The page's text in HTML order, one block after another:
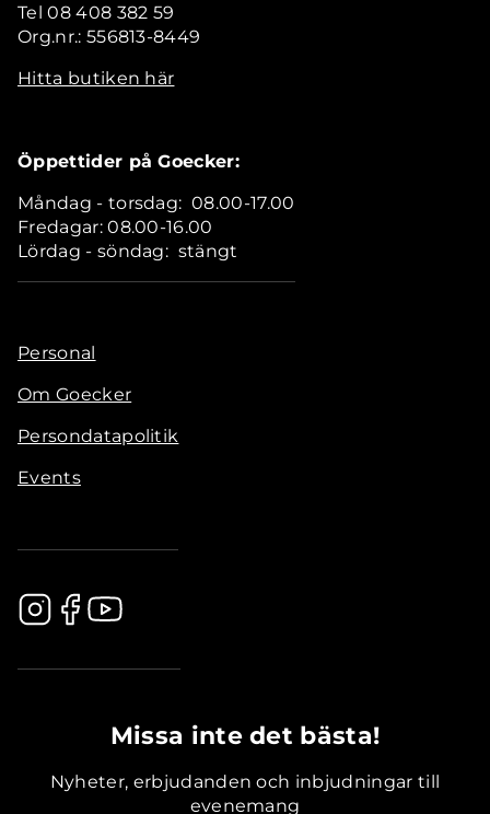
Tel 08 408 382 59
Org.nr.: 556813-8449
Hitta butiken här
Öppettider på Goecker:
Måndag - torsdag: 08.00-17.00
Fredagar: 08.00-16.00
Lördag - söndag: stängt
Personal
Om Goecker
Persondatapolitik
Events
Missa inte det bästa!
Nyheter, erbjudanden och inbjudningar till
evenemang